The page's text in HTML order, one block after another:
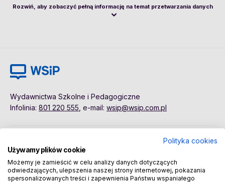
Rozwiń, aby zobaczyć pełną informację na temat przetwarzania danych
Wydawnictwa Szkolne i Pedagogiczne
Infolinia: 801 220 555 , e-mail: wsip@wsip.com.pl
Dane osobowe
Regulamin
Pierwsze kroki
Sklep
Polityka cookies
Używamy plików cookie
Możemy je zamieścić w celu analizy danych dotyczących
odwiedzających, ulepszenia naszej strony internetowej, pokazania
spersonalizowanych treści i zapewnienia Państwu wspaniałego